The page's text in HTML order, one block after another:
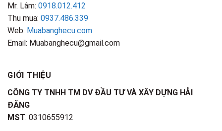
Mr. Lâm: 0918.012.412
Thu mua: 0937.486.339
Web: Muabanghecu.com
Email: Muabanghecu@gmail.com
GIỚI THIỆU
CÔNG TY TNHH TM DV ĐẦU TƯ VÀ XÂY DỰNG HẢI
ĐĂNG
MST: 0310655912